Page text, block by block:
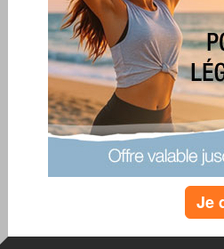
parce que tourner comme un lion en cage
c'est pas évident. Le matin ça passe encore.
plus tard (faut dire q'y a rien qui presse!) Petit
mais c'est pas speed, toilette puis déjeuner.
programme / fauteuil, télé, télé, télé voir un
me ramener des magazines), parce que pour
impossible. Alors vous comprendrez que ce
manquent .Et puis la télé quasi non-stop de
lassant. Heureusement que vous êtes là.
Alors on ne va pas penser à hier, et nos
virtuels me permettent de ceuillir de jolis
à qui je propose de partager ce joli panier et
Je